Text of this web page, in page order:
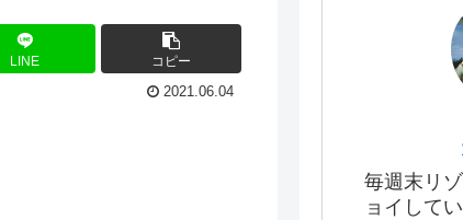
LINE コピー
2021.06.04
毎週末リ
ョイして